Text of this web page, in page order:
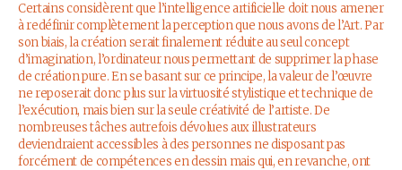
Certains considèrent que l’intelligence artificielle doit nous amener
à redéfinir complètement la perception que nous avons de l’Art. Par
son biais, la création serait finalement réduite au seul concept
d’imagination, l’ordinateur nous permettant de supprimer la phase
de création pure. En se basant sur ce principe, la valeur de l’œuvre
ne reposerait donc plus sur la virtuosité stylistique et technique de
l’exécution, mais bien sur la seule créativité de l’artiste. De
nombreuses tâches autrefois dévolues aux illustrateurs
deviendraient accessibles à des personnes ne disposant pas
forcément de compétences en dessin mais qui, en revanche, ont